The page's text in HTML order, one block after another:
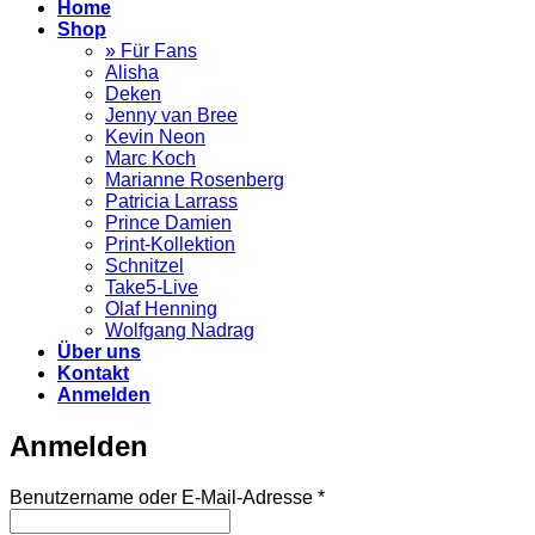
Home
Shop
» Für Fans
Alisha
Deken
Jenny van Bree
Kevin Neon
Marc Koch
Marianne Rosenberg
Patricia Larrass
Prince Damien
Print-Kollektion
Schnitzel
Take5-Live
Olaf Henning
Wolfgang Nadrag
Über uns
Kontakt
Anmelden
Anmelden
Benutzername oder E-Mail-Adresse *Erforderlich